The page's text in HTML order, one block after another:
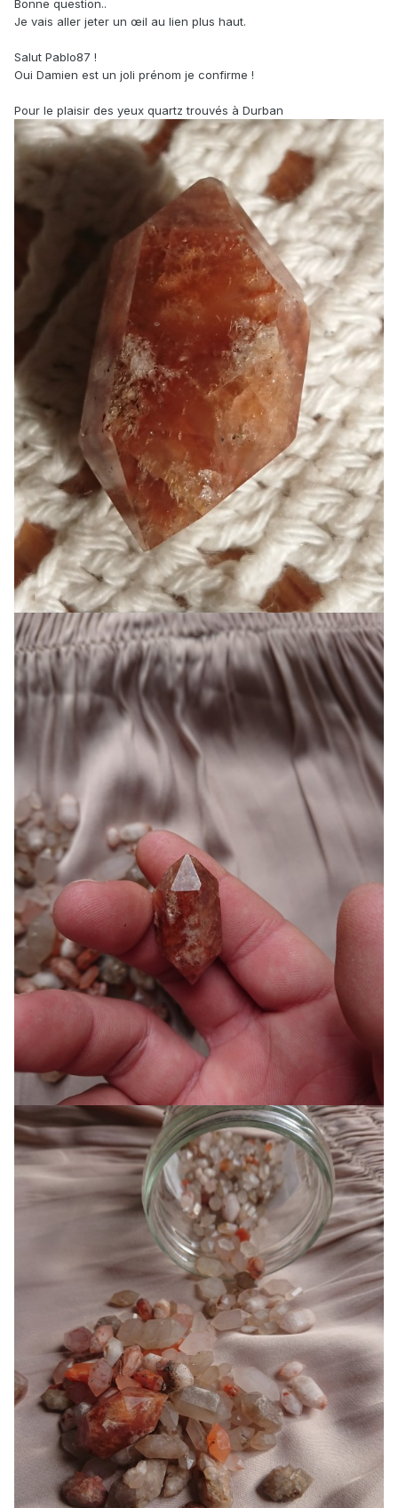
Bonne question..
Je vais aller jeter un œil au lien plus haut.
Salut Pablo87 !
Oui Damien est un joli prénom je confirme !
Pour le plaisir des yeux quartz trouvés à Durban